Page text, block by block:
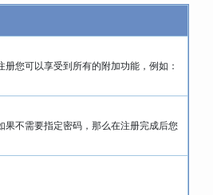
您可以享受到所有的附加功能，例如：
不需要指定密码，那么在注册完成后您